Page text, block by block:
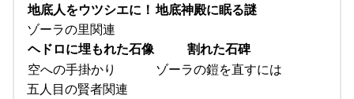
地底人をウツシエに！ 地底神殿に眠る謎
ゾーラの里関連
ヘドロに埋もれた石像
割れた石碑
空への手掛かり
ゾーラの鎧を直すには
五人目の賢者関連